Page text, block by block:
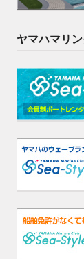
ヤマハマリ